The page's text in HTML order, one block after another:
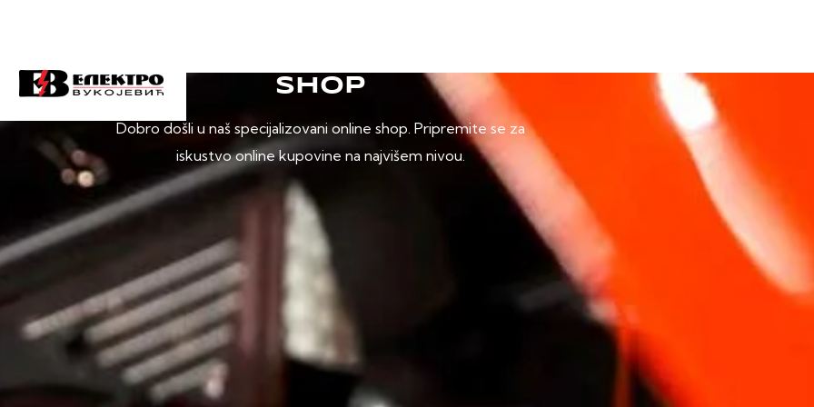
SHOP
Dobro došli u naš specijalizovani online shop. Pripremite se za
iskustvo online kupovine na najvišem nivou.